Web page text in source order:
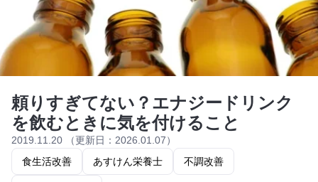
頼りすぎてない？エナジードリンク
を飲むときに気を付けること
2019.11.20 （更新日：2026.01.07）
食生活改善
あすけん栄養士 不調改善